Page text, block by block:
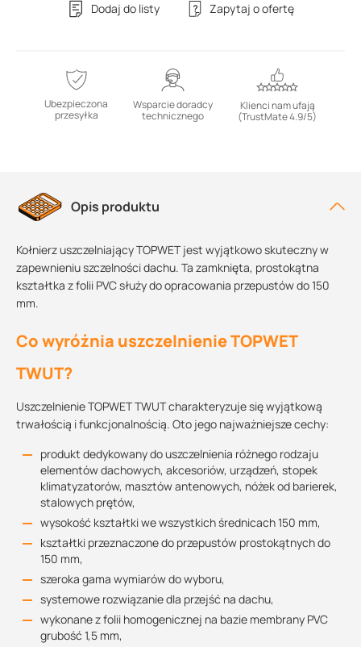
Dodaj do listy Zapytaj o ofertę
Ubezpieczona
przesyłka
Wsparcie doradcy
technicznego
Klienci nam ufają
(TrustMate 4.9/5)
Opis produktu
Kołnierz uszczelniający TOPWET jest wyjątkowo skuteczny w
zapewnieniu szczelności dachu. Ta zamknięta, prostokątna
kształtka z folii PVC służy do opracowania przepustów do 150
mm.
Co wyróżnia uszczelnienie TOPWET
TWUT?
Uszczelnienie TOPWET TWUT charakteryzuje się wyjątkową
trwałością i funkcjonalnością. Oto jego najważniejsze cechy:
produkt dedykowany do uszczelnienia różnego rodzaju
elementów dachowych, akcesoriów, urządzeń, stopek
klimatyzatorów, masztów antenowych, nóżek od barierek,
stalowych prętów,
wysokość kształtki we wszystkich średnicach 150 mm,
kształtki przeznaczone do przepustów prostokątnych do
150 mm,
szeroka gama wymiarów do wyboru,
systemowe rozwiązanie dla przejść na dachu,
wykonane z folii homogenicznej na bazie membrany PVC
grubość 1,5 mm,